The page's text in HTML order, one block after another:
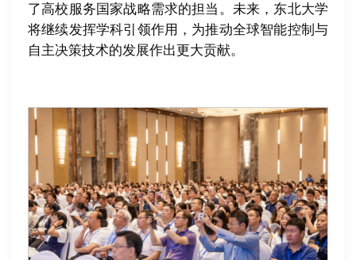
了高校服务国家战略需求的担当。未来，东北大学
将继续发挥学科引领作用，为推动全球智能控制与
自主决策技术的发展作出更大贡献。